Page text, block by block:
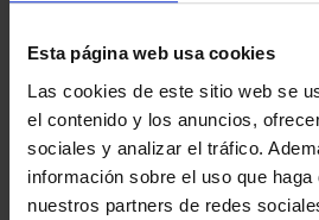
Esta página web usa cookies
Las cookies de este sitio web se
el contenido y los anuncios,
sociales y analizar el tráfico.
información sobre el uso que
nuestros partners de redes
ORDENAR POR: